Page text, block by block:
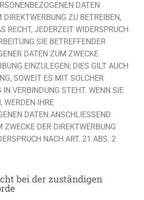
DATEN
DIREKTWERBUNG ZU BETREIBEN,
RECHT, JEDERZEIT WIDERSPRUCH
SIE BETREFFENDER
DATEN ZUM ZWECKE
EINZULEGEN; DIES GILT AUCH
SOWEIT ES MIT SOLCHER
IN VERBINDUNG STEHT. WENN SIE
WERDEN IHRE
DATEN ANSCHLIESSEND
ZWECKE DER DIREKTWERBUNG
NACH ART. 21 ABS. 2
bei der zuständigen